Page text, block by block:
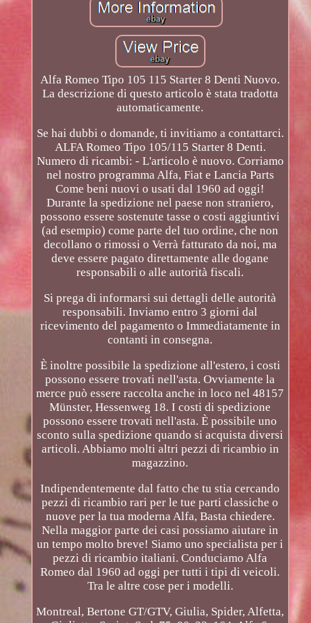
Alfa Romeo Tipo 105 115 Starter 8 Denti Nuovo.
La descrizione di questo articolo è stata tradotta
automaticamente.
Se hai dubbi o domande, ti invitiamo a contattarci.
ALFA Romeo Tipo 105/115 Starter 8 Denti.
Numero di ricambi: - L'articolo è nuovo. Corriamo
nel nostro programma Alfa, Fiat e Lancia Parts
Come beni nuovi o usati dal 1960 ad oggi!
Durante la spedizione nel paese non straniero,
possono essere sostenute tasse o costi aggiuntivi
(ad esempio) come parte del tuo ordine, che non
decollano o rimossi o Verrà fatturato da noi, ma
deve essere pagato direttamente alle dogane
responsabili o alle autorità fiscali.
Si prega di informarsi sui dettagli delle autorità
responsabili. Inviamo entro 3 giorni dal
ricevimento del pagamento o Immediatamente in
contanti in consegna.
È inoltre possibile la spedizione all'estero, i costi
possono essere trovati nell'asta. Ovviamente la
merce può essere raccolta anche in loco nel 48157
Münster, Hessenweg 18. I costi di spedizione
possono essere trovati nell'asta. È possibile uno
sconto sulla spedizione quando si acquista diversi
articoli. Abbiamo molti altri pezzi di ricambio in
magazzino.
Indipendentemente dal fatto che tu stia cercando
pezzi di ricambio rari per le tue parti classiche o
nuove per la tua moderna Alfa, Basta chiedere.
Nella maggior parte dei casi possiamo aiutare in
un tempo molto breve! Siamo uno specialista per i
pezzi di ricambio italiani. Conduciamo Alfa
Romeo dal 1960 ad oggi per tutti i tipi di veicoli.
Tra le altre cose per i modelli.
Montreal, Bertone GT/GTV, Giulia, Spider, Alfetta,